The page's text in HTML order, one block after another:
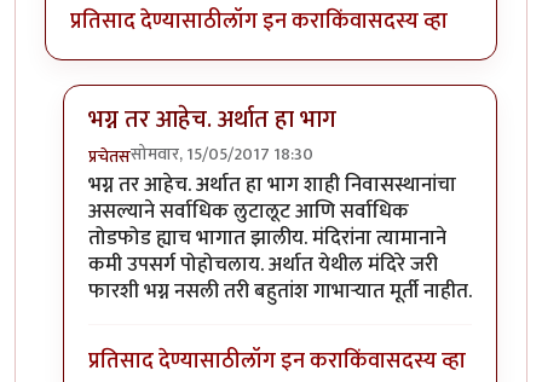
प्रतिसाद देण्यासाठीलॉग इन कराकिंवासदस्य व्हा
भग्न तर आहेच. अर्थात हा भाग
प्रचेतससोमवार, 15/05/2017 18:30
In reply toमस्त माहीतीbyस्वच्छंदी_मनोज
भग्न तर आहेच. अर्थात हा भाग शाही निवासस्थानांचा
असल्याने सर्वाधिक लुटालूट आणि सर्वाधिक
तोडफोड ह्याच भागात झालीय. मंदिरांना त्यामानाने
कमी उपसर्ग पोहोचलाय. अर्थात येथील मंदिरे जरी
फारशी भग्न नसली तरी बहुतांश गाभाऱ्यात मूर्ती नाहीत.
प्रतिसाद देण्यासाठीलॉग इन कराकिंवासदस्य व्हा